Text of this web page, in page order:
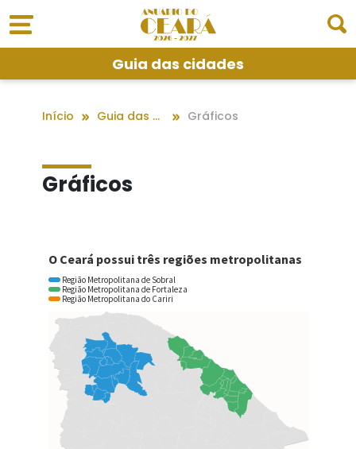
Guia das cidades
Início Guia das cidades Gráficos
Gráficos